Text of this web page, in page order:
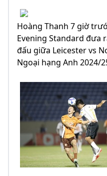
Hoàng Thanh 7 giờ
Evening Standard đưa
đấu giữa Leicester vs
Ngoại hạng Anh 2024/